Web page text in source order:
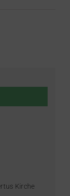
Kirche